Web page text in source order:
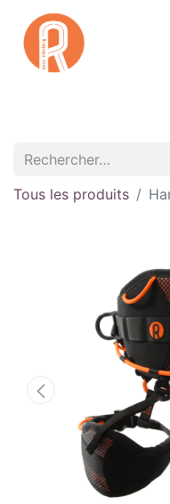
Tous les produits